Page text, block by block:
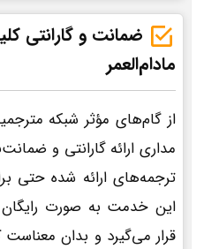
ضمانت و گارانتی
مادام‌العمر
از گام‌های مؤثر شبکه
مداری ارائه گارانتی و
ترجمه‌های ارائه شده حتی
این خدمت به صورت رایگان
قرار می‌گیرد و بدان